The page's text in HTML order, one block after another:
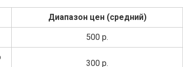
Диапазон цен (средний)
500 р.
300 р.